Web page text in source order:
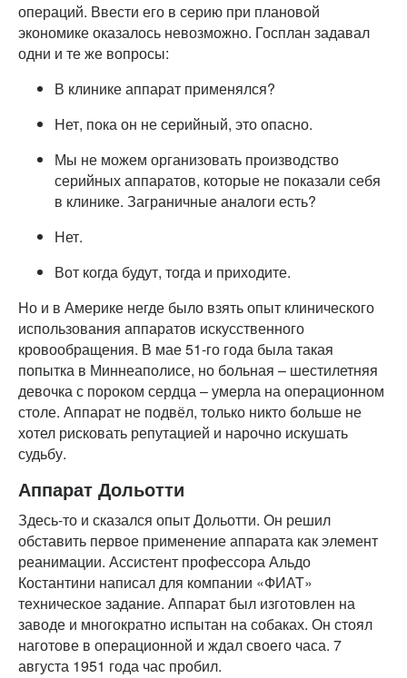
операций. Ввести его в серию при плановой
экономике оказалось невозможно. Госплан задавал
одни и те же вопросы:
В клинике аппарат применялся?
Нет, пока он не серийный, это опасно.
Мы не можем организовать производство
серийных аппаратов, которые не показали себя
в клинике. Заграничные аналоги есть?
Нет.
Вот когда будут, тогда и приходите.
Но и в Америке негде было взять опыт клинического
использования аппаратов искусственного
кровообращения. В мае 51-го года была такая
попытка в Миннеаполисе, но больная – шестилетняя
девочка с пороком сердца – умерла на операционном
столе. Аппарат не подвёл, только никто больше не
хотел рисковать репутацией и нарочно искушать
судьбу.
Аппарат Дольотти
Здесь-то и сказался опыт Дольотти. Он решил
обставить первое применение аппарата как элемент
реанимации. Ассистент профессора Альдо
Костантини написал для компании «ФИАТ»
техническое задание. Аппарат был изготовлен на
заводе и многократно испытан на собаках. Он стоял
наготове в операционной и ждал своего часа. 7
августа 1951 года час пробил.